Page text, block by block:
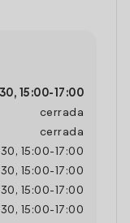
, 15:00- 17:00
cerrada
cerrada
, 15:00- 17:00
, 15:00- 17:00
, 15:00- 17:00
, 15:00- 17:00